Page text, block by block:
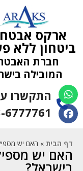
ארקס
ביטחון ללא
חברת
המובילה
התקשרו
6777761
דף הבית » האם יש
האם יש